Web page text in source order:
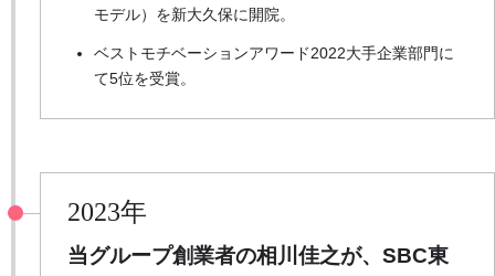
モデル）を新大久保に開院。
ベストモチベーションアワード2022大手企業部門に
て5位を受賞。
2023年
当グループ創業者の相川佳之が、 SBC東